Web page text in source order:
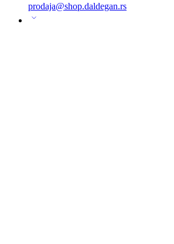
prodaja@shop.daldegan.rs